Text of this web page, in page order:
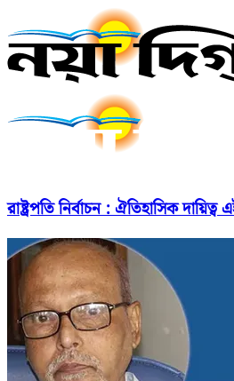
রাষ্ট্রপতি নির্বাচন : ঐতিহাসিক